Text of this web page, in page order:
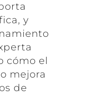
y
cómo el
mejora
de